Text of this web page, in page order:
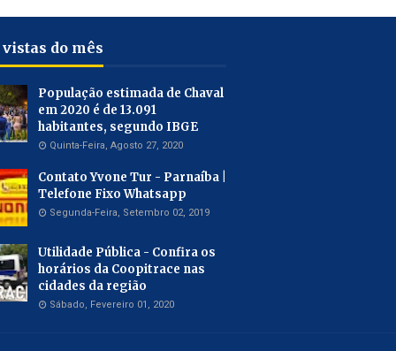
do mês
População estimada de Chaval
em 2020 é de 13.091
habitantes, segundo IBGE
Quinta-Feira, Agosto 27, 2020
Contato Yvone Tur - Parnaíba |
Telefone Fixo Whatsapp
Segunda-Feira, Setembro 02, 2019
Utilidade Pública - Confira os
horários da Coopitrace nas
cidades da região
Sábado, Fevereiro 01, 2020